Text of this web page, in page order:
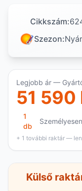
Cikkszám:
Szezon:
Legjobb ár —
51 590
1
db
+ 1 további raktár —
Külső